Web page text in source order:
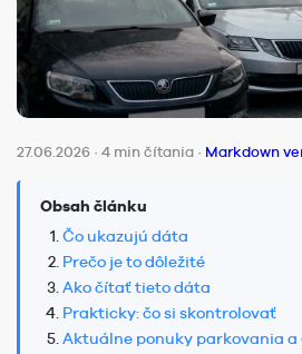
27.06.2026 · 4 min čítania · Markdown
Obsah článku
Čo ukazujú dáta
Prečo je to dôležité
Ako čítať tieto dáta
Prakticky: čo si skontrolovať
Aktuálne ponuky parkovania a